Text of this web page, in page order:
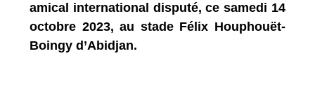
amical international disputé, ce samedi 14
octobre 2023, au stade Félix Houphouët-
Boingy d’Abidjan.